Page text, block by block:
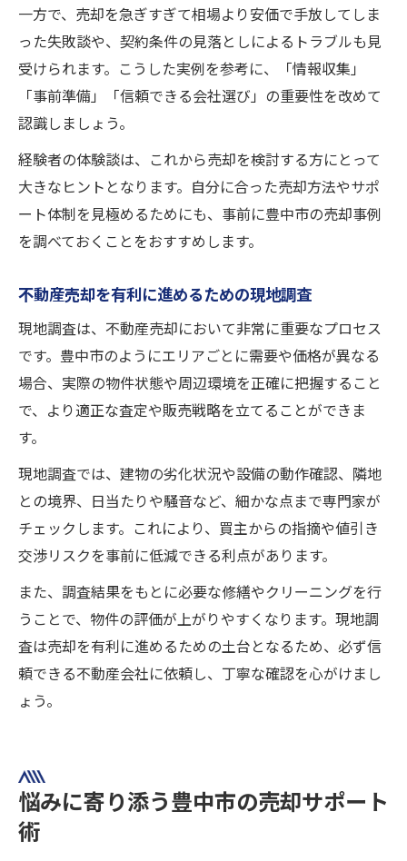
一方で、売却を急ぎすぎて相場より安価で手放してしま
った失敗談や、契約条件の見落としによるトラブルも見
受けられます。こうした実例を参考に、「情報収集」
「事前準備」「信頼できる会社選び」の重要性を改めて
認識しましょう。
経験者の体験談は、これから売却を検討する方にとって
大きなヒントとなります。自分に合った売却方法やサポ
ート体制を見極めるためにも、事前に豊中市の売却事例
を調べておくことをおすすめします。
不動産売却を有利に進めるための現地調査
現地調査は、不動産売却において非常に重要なプロセス
です。豊中市のようにエリアごとに需要や価格が異なる
場合、実際の物件状態や周辺環境を正確に把握すること
で、より適正な査定や販売戦略を立てることができま
す。
現地調査では、建物の劣化状況や設備の動作確認、隣地
との境界、日当たりや騒音など、細かな点まで専門家が
チェックします。これにより、買主からの指摘や値引き
交渉リスクを事前に低減できる利点があります。
また、調査結果をもとに必要な修繕やクリーニングを行
うことで、物件の評価が上がりやすくなります。現地調
査は売却を有利に進めるための土台となるため、必ず信
頼できる不動産会社に依頼し、丁寧な確認を心がけまし
ょう。
悩みに寄り添う豊中市の売却サポート
術